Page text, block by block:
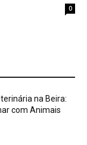
0
na Beira:
com Animais